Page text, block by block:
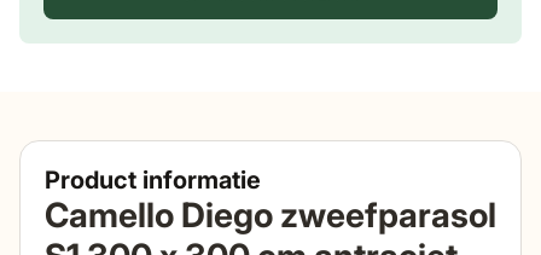
Product informatie
Camello Diego zweefparasol